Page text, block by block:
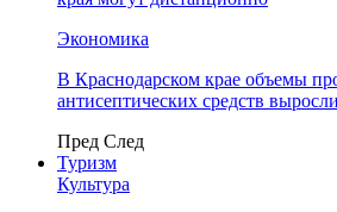
Экономика
В Краснодарском крае объемы
антисептических средств
Пред След
Туризм
Культура